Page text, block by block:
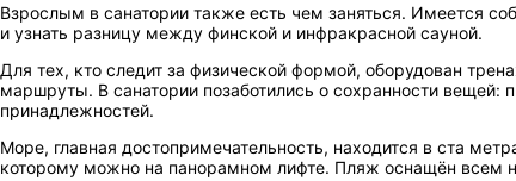
Взрослым в санатории также есть чем заняться. Имеется
и узнать разницу между финской и инфракрасной сауной.
Для тех, кто следит за физической формой, оборудован
маршруты. В санатории позаботились о сохранности
принадлежностей.
Море, главная достопримечательность, находится в ста
которому можно на панорамном лифте. Пляж оснащён всем